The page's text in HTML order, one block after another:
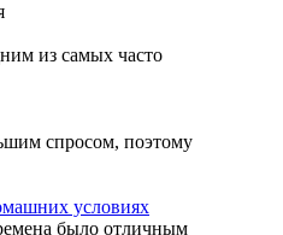
из самых часто
спросом, поэтому
условиях
было отличным